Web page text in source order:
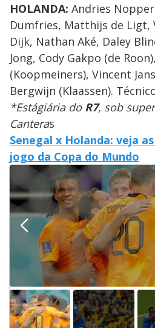
HOLANDA: Andries
Dumfries, Matthijs de Ligt,
Dijk, Nathan Aké, Daley
Jong, Cody Gakpo (de
(Koopmeiners), Vincent
Bergwijn (Klaassen).
*Estágiária do R7, sob
Canteras
Senegal x Holanda: veja
jogo da Copa do Mundo